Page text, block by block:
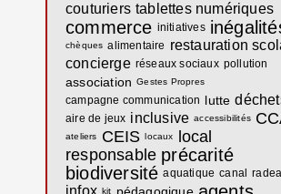
couturiers tablettes numériques
commerce initiatives
chèques alimentaire restauration
concierge réseaux sociaux pollution
association Gestes Propres
campagne communication lutte
aire de jeux inclusive accessibilités
ateliers CEIS locaux
local
responsable précarité
biodiversité aquatique canal
kit